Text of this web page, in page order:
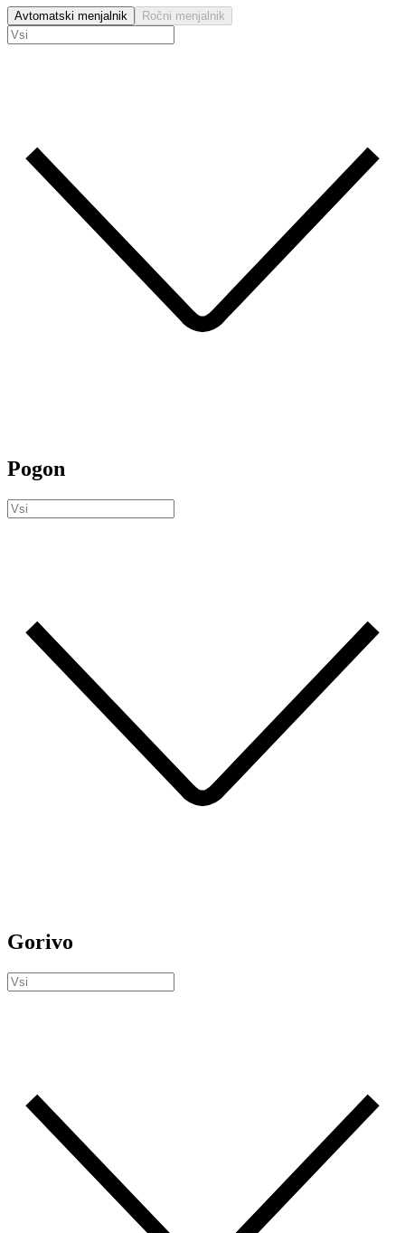
Avtomatski menjalnik Ročni menjalnik
Pogon
Gorivo